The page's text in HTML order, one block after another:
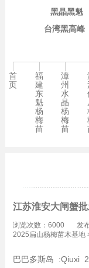
台湾黑高峰
黑晶黑魁
首
页
福
建
东
魁
杨
梅
苗
漳
州
水
晶
杨
梅
苗
江苏淮安大闸蟹
浏览次数：6000
发
2025扁山杨梅苗木基地
巴巴多斯岛 :Qiuxi